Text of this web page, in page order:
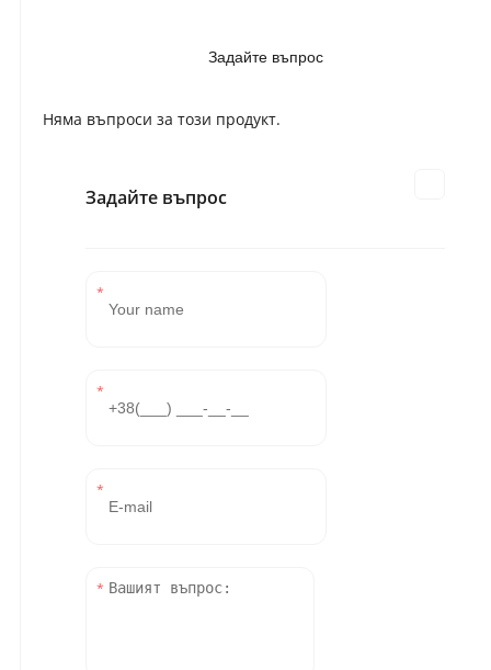
Задайте въпрос
Няма въпроси за този продукт.
Задайте въпрос